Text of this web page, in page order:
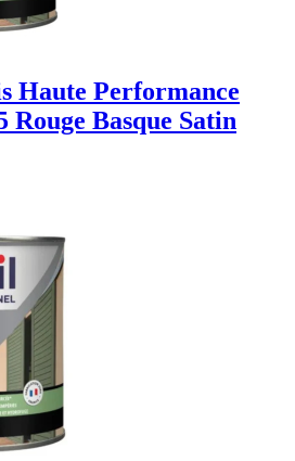
Haute Performance
Rouge Basque Satin